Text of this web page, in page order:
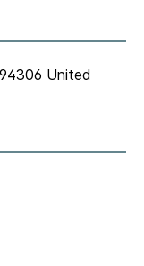
94306 United